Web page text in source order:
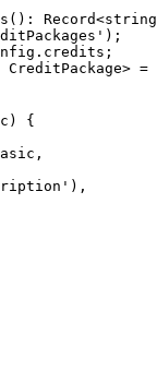
() : Record<string
);
CreditPackage> =
{
),